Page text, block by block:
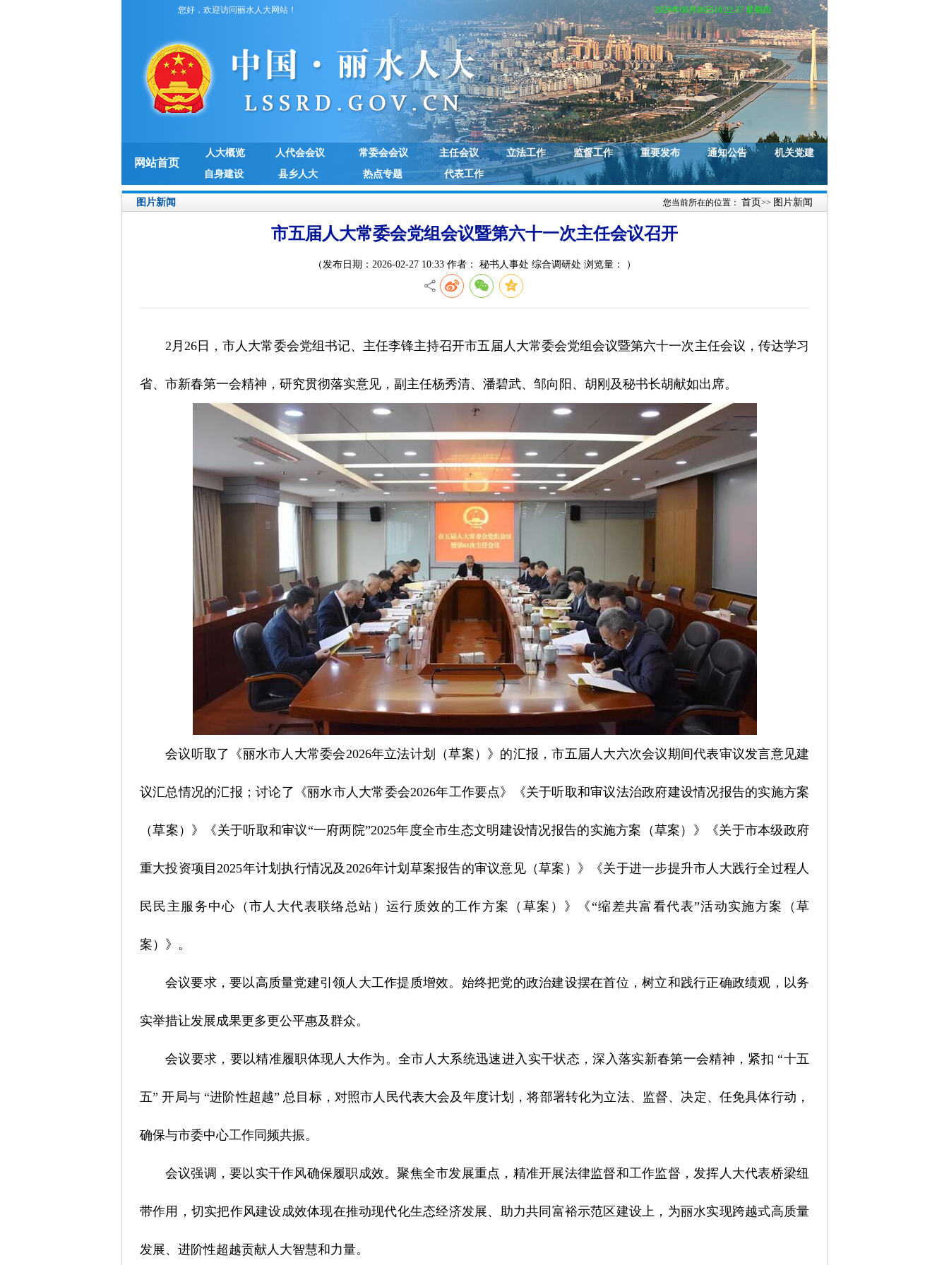
您好，欢迎访问丽水人大网站！ 2026年08月06日16:22:37 星期四
网站首页
人大概览 人代会会议 常委会会议 主任会议 立法工作 监督工作 重要发布 通知公告
机关党建
自身建设
县乡人大 热点专题 代表工作
图片新闻 您当前所在的位置： 首页>> 图片新闻
市五届人大常委会党组会议暨第六十一次主任会议召开
（发布日期：2026-02-27 10:33 作者： 秘书人事处 综合调研处 浏览量： ）
2月26日，市人大常委会党组书记、主任李锋主持召开市五届人大常委会党组会议暨第六十一次主任会议，传达学习
省、市新春第一会精神，研究贯彻落实意见，副主任杨秀清、潘碧武、邹向阳、胡刚及秘书长胡献如出席。
会议听取了《丽水市人大常委会2026年立法计划（草案）》的汇报，市五届人大六次会议期间代表审议发言意见建
议汇总情况的汇报；讨论了《丽水市人大常委会2026年工作要点》《关于听取和审议法治政府建设情况报告的实施方案
（草案）》《关于听取和审议“一府两院”2025年度全市生态文明建设情况报告的实施方案（草案）》《关于市本级政府
重大投资项目2025年计划执行情况及2026年计划草案报告的审议意见（草案）》《关于进一步提升市人大践行全过程人
民民主服务中心（市人大代表联络总站）运行质效的工作方案（草案）》《“缩差共富看代表”活动实施方案（草
案）》。
会议要求，要以高质量党建引领人大工作提质增效。始终把党的政治建设摆在首位，树立和践行正确政绩观，以务
实举措让发展成果更多更公平惠及群众。
会议要求，要以精准履职体现人大作为。全市人大系统迅速进入实干状态，深入落实新春第一会精神，紧扣 “十五
五” 开局与 “进阶性超越” 总目标，对照市人民代表大会及年度计划，将部署转化为立法、监督、决定、任免具体行动，
确保与市委中心工作同频共振。
会议强调，要以实干作风确保履职成效。聚焦全市发展重点，精准开展法律监督和工作监督，发挥人大代表桥梁纽
带作用，切实把作风建设成效体现在推动现代化生态经济发展、助力共同富裕示范区建设上，为丽水实现跨越式高质量
发展、进阶性超越贡献人大智慧和力量。